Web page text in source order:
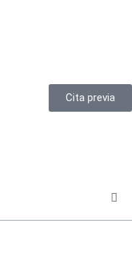
Cita previa